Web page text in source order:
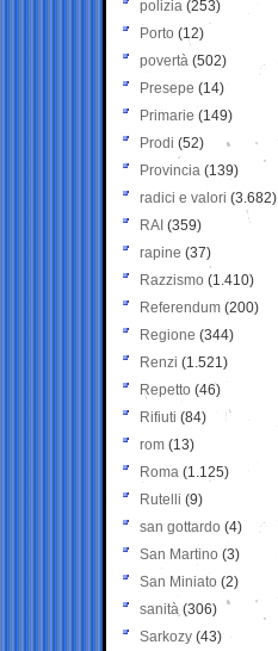
polizia (253)
Porto (12)
povertà (502)
Presepe (14)
Primarie (149)
Prodi (52)
Provincia (139)
radici e valori (3.682)
RAI (359)
rapine (37)
Razzismo (1.410)
Referendum (200)
Regione (344)
Renzi (1.521)
Repetto (46)
Rifiuti (84)
rom (13)
Roma (1.125)
Rutelli (9)
san gottardo (4)
San Martino (3)
San Miniato (2)
sanità (306)
Sarkozy (43)